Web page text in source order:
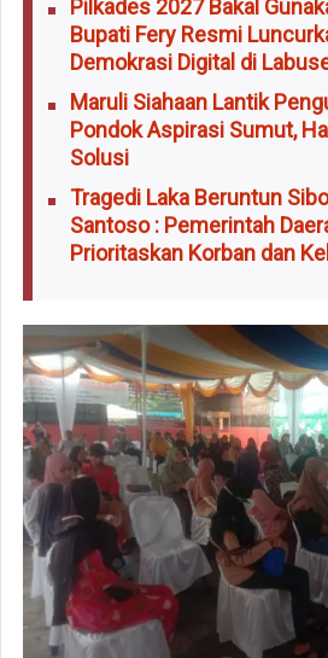
Pilkades 2027 Bakal
Bupati Fery Resmi
Demokrasi Digital di
Maruli Siahaan Lantik
Pondok Aspirasi Sumut,
Solusi
Tragedi Laka Beruntun
Santoso : Pemerintah
Prioritaskan Korban dan